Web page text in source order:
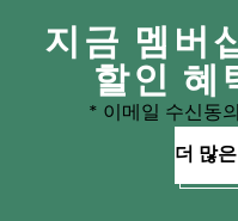
지금 멤버
할인 혜
* 이메일 수신동
더 많